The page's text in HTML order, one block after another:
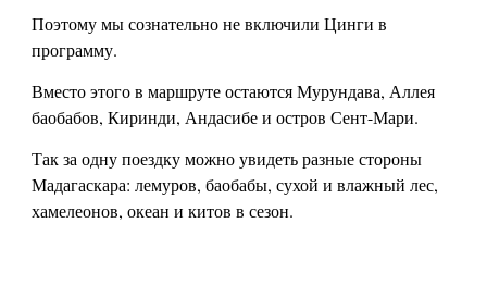
Поэтому мы сознательно не включили Цинги в
программу.
Вместо этого в маршруте остаются Мурундава, Аллея
баобабов, Киринди, Андасибе и остров Сент-Мари.
Так за одну поездку можно увидеть разные стороны
Мадагаскара: лемуров, баобабы, сухой и влажный лес,
хамелеонов, океан и китов в сезон.